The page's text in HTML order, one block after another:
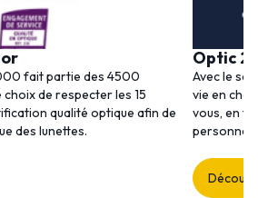
fait partie des 4500
de respecter les 15
qualité optique afin de
des lunettes.
Optic
Avec le
vie en
vous, en